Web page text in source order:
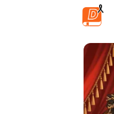
ข้ามไปยังเนื้อหาหลัก